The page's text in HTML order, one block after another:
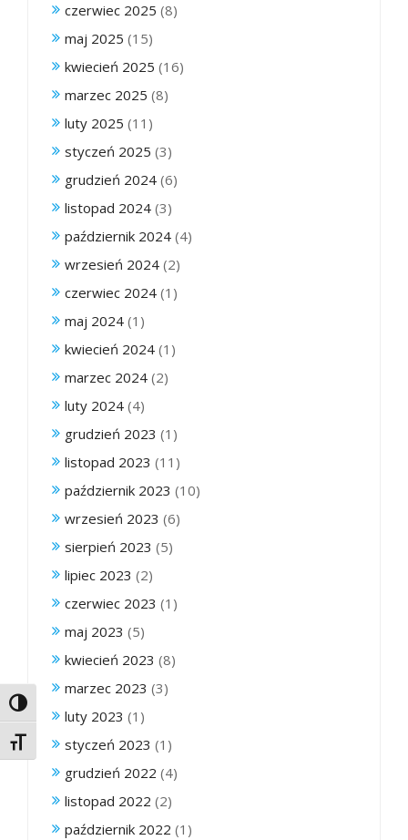
Toggle High Contrast
Toggle Font size
czerwiec 2025 (8)
maj 2025 (15)
kwiecień 2025 (16)
marzec 2025 (8)
luty 2025 (11)
styczeń 2025 (3)
grudzień 2024 (6)
listopad 2024 (3)
październik 2024 (4)
wrzesień 2024 (2)
czerwiec 2024 (1)
maj 2024 (1)
kwiecień 2024 (1)
marzec 2024 (2)
luty 2024 (4)
grudzień 2023 (1)
listopad 2023 (11)
październik 2023 (10)
wrzesień 2023 (6)
sierpień 2023 (5)
lipiec 2023 (2)
czerwiec 2023 (1)
maj 2023 (5)
kwiecień 2023 (8)
marzec 2023 (3)
luty 2023 (1)
styczeń 2023 (1)
grudzień 2022 (4)
listopad 2022 (2)
październik 2022 (1)